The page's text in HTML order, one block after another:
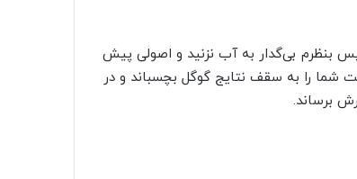
بنظرم بی‌گدار به آب نزنید و اصولی پیش
شما را به سقف نتایج گوگل بچسباند و در
برساند.